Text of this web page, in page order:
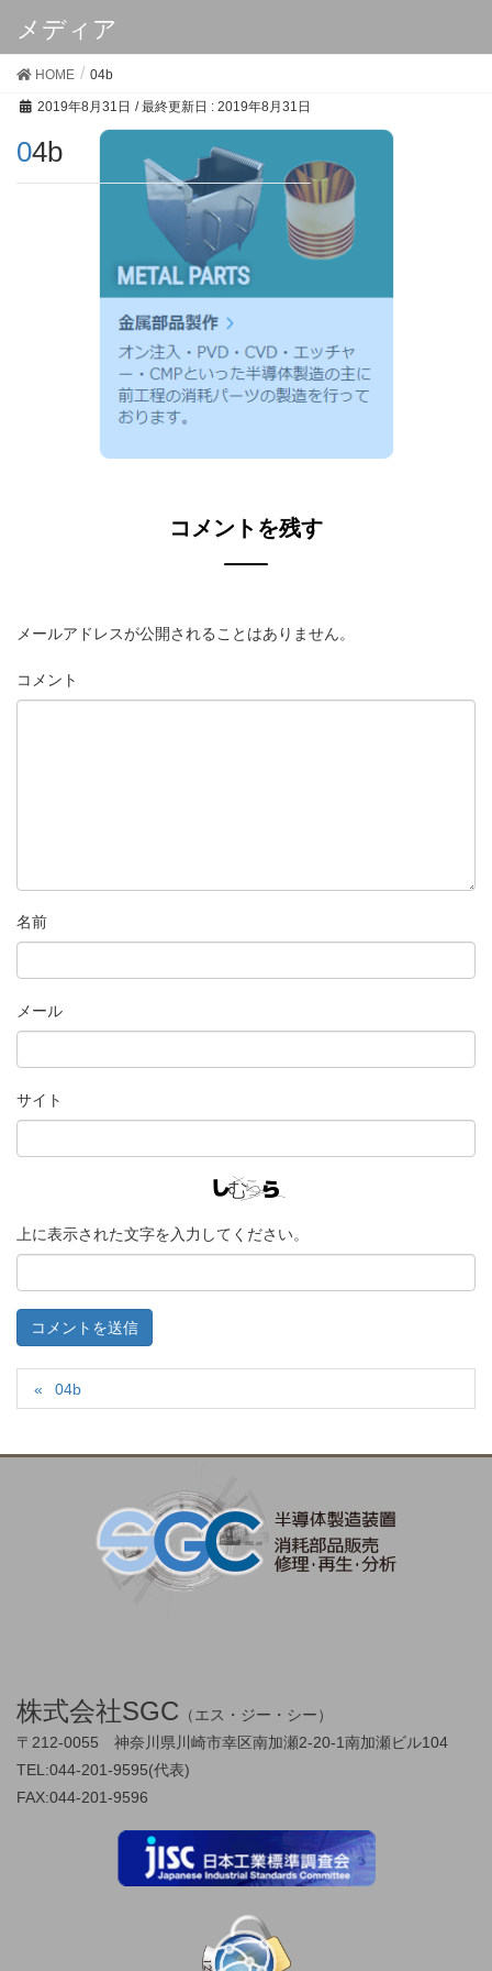
メディア
HOME 04b
2019年8月31日 / 最終更新日 : 2019年8月31日
04b
コメントを残す
メールアドレスが公開されることはありません。
コメント
名前
メール
サイト
上に表示された文字を入力してください。
04b
株式会社SGC （エス・ジー・シー）
〒212-0055 神奈川県川崎市幸区南加瀬2-20-1南加瀬ビル104
TEL:044-201-9595(代表)
FAX:044-201-9596